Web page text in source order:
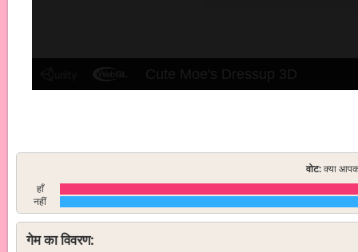
वोट: क्या
हाँ
नहीं
गेम का विवरण: